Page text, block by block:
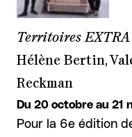
Territoires
Hélène Bertin,
Reckman
Du 20 octobre au 21
Pour la 6e édition